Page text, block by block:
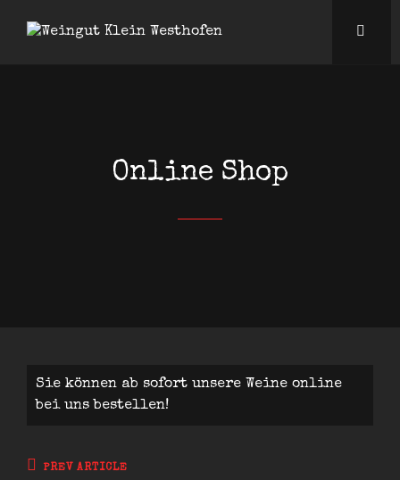
Online Shop
Sie können ab sofort unsere Weine online
bei uns bestellen!
Beitragsnavigation
Previous
PREV ARTICLE